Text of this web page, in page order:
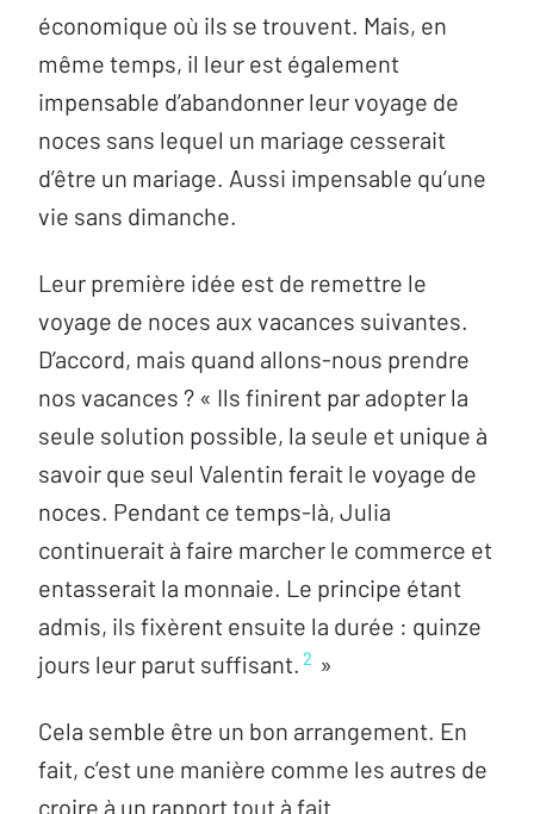
économique où ils se trouvent. Mais, en
même temps, il leur est également
impensable d’abandonner leur voyage de
noces sans lequel un mariage cesserait
d’être un mariage. Aussi impensable qu’une
vie sans dimanche.
Leur première idée est de remettre le
voyage de noces aux vacances suivantes.
D’accord, mais quand allons-nous prendre
nos vacances ? « Ils finirent par adopter la
seule solution possible, la seule et unique à
savoir que seul Valentin ferait le voyage de
noces. Pendant ce temps-là, Julia
continuerait à faire marcher le commerce et
entasserait la monnaie. Le principe étant
admis, ils fixèrent ensuite la durée : quinze
jours leur parut suffisant. 2 »
Cela semble être un bon arrangement. En
fait, c’est une manière comme les autres de
croire à un rapport tout à fait